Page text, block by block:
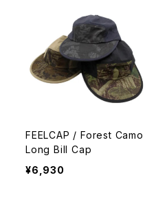
FEELCAP / Forest Camo
Long Bill Cap
¥6,930